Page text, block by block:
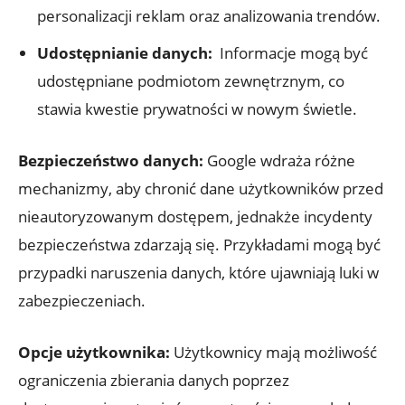
personalizacji reklam oraz analizowania ‌trendów.
Udostępnianie danych: ​ Informacje mogą być
udostępniane podmiotom zewnętrznym, co
⁣stawia kwestie prywatności‌ w nowym świetle.
Bezpieczeństwo danych: Google wdraża różne
mechanizmy, aby chronić dane ‍użytkowników przed
nieautoryzowanym dostępem, jednakże‌ incydenty
bezpieczeństwa zdarzają się. Przykładami mogą być
⁤przypadki naruszenia danych, które​ ujawniają⁣ luki w
zabezpieczeniach.
Opcje użytkownika: Użytkownicy mają możliwość
ograniczenia zbierania danych ⁤poprzez